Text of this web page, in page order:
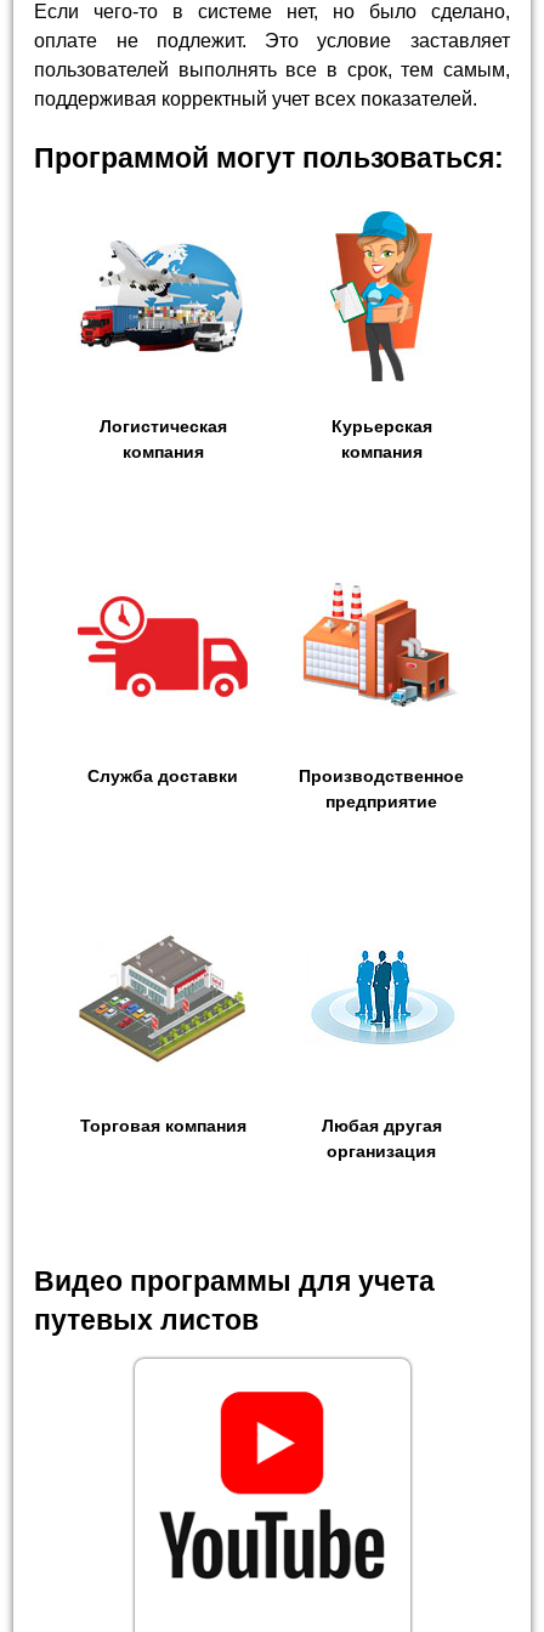
Если чего-то в системе нет, но было сделано,
оплате не подлежит. Это условие заставляет
пользователей выполнять все в срок, тем самым,
поддерживая корректный учет всех показателей.
Программой могут пользоваться:
Логистическая
компания
Курьерская
компания
Служба доставки
Производственное
предприятие
Торговая компания
Любая другая
организация
Видео программы для учета
путевых листов